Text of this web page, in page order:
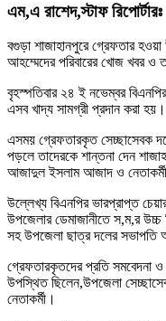
এম,এ রাশেদ,স্টাফ রিপোর্টারঃ
বগুড়া শাজাহানপুরে গ্রেফতার
আহম্মেদের পরিবারের খোজ খবর ও
বৃহস্পতিবার ২৪ ই নভেম্বর বিএনপির
এসব খাদ্য সামগ্রী প্রদান করা হয়।
এসময় গ্রেফতারকৃত সেচ্ছাসেবক
পড়লে তাদেরকে শান্তনা দেন
আজাদুল ইসলাম আজাদ ও
উল্লেখ্য বিএনপির ভারপ্রাপ্ত
উপজেলার ডেমাজানীতে স,ম,র উচ্চ
সহ উপজেলা ছাত্র দলের সভাপতি
গ্রেফতারকৃতদের প্রতি সমবেদনা ও
উপস্থিত ছিলেন,উপজেলা
নেতাকর্মী।